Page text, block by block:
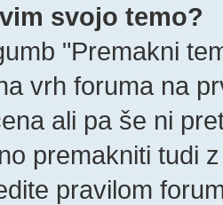
svojo temo?
"Premakni
vrh foruma na
ali pa še ni
premakniti tudi
pravilom